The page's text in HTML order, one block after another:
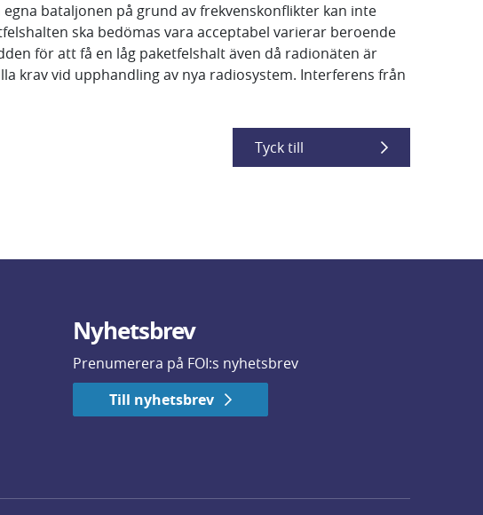
bataljonen på grund av frekvenskonflikter kan inte
ska bedömas vara acceptabel varierar beroende
för att få en låg paketfelshalt även då radionäten är
krav vid upphandling av nya radiosystem. Interferens från
Tyck till
Nyhetsbrev
Prenumerera på FOI:s nyhetsbrev
Till nyhetsbrev